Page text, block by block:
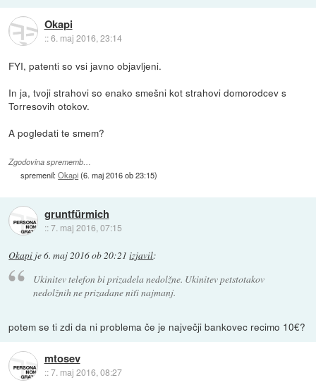
Okapi
::6. maj 2016, 23:14
FYI, patenti so vsi javno objavljeni.
In ja, tvoji strahovi so enako smešni kot strahovi domorodcev s
Torresovih otokov.
A pogledati te smem?
Zgodovina sprememb…
spremenil:Okapi(6. maj 2016 ob 23:15)
gruntfürmich
::7. maj 2016, 07:15
Okapi je6. maj 2016 ob 20:21 izjavil:
Ukinitev telefon bi prizadela nedolžne. Ukinitev petstotakov
nedolžnih ne prizadane niťi najmanj.
potem se ti zdi da ni problema če je največji bankovec recimo 10€?
mtosev
::7. maj 2016, 08:27